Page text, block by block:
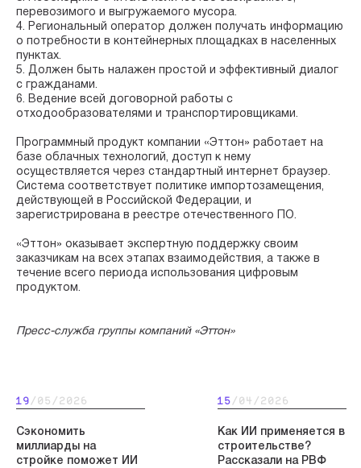
перевозимого и выгружаемого мусора.
4. Региональный оператор должен получать информацию
о потребности в контейнерных площадках в населенных
пунктах.
5. Должен быть налажен простой и эффективный диалог
с гражданами.
6. Ведение всей договорной работы с
отходообразователями и транспортировщиками.
Программный продукт компании «Эттон» работает на
базе облачных технологий, доступ к нему
осуществляется через стандартный интернет браузер.
Система соответствует политике импортозамещения,
действующей в Российской Федерации, и
зарегистрирована в реестре отечественного ПО.
«Эттон» оказывает экспертную поддержку своим
заказчикам на всех этапах взаимодействия, а также в
течение всего периода использования цифровым
продуктом.
Пресс-служба группы компаний «Эттон»
19 /05/2026
Сэкономить
миллиарды на
стройке поможет ИИ
15 /04/2026
Как ИИ применяется в
строительстве?
Рассказали на РВФ